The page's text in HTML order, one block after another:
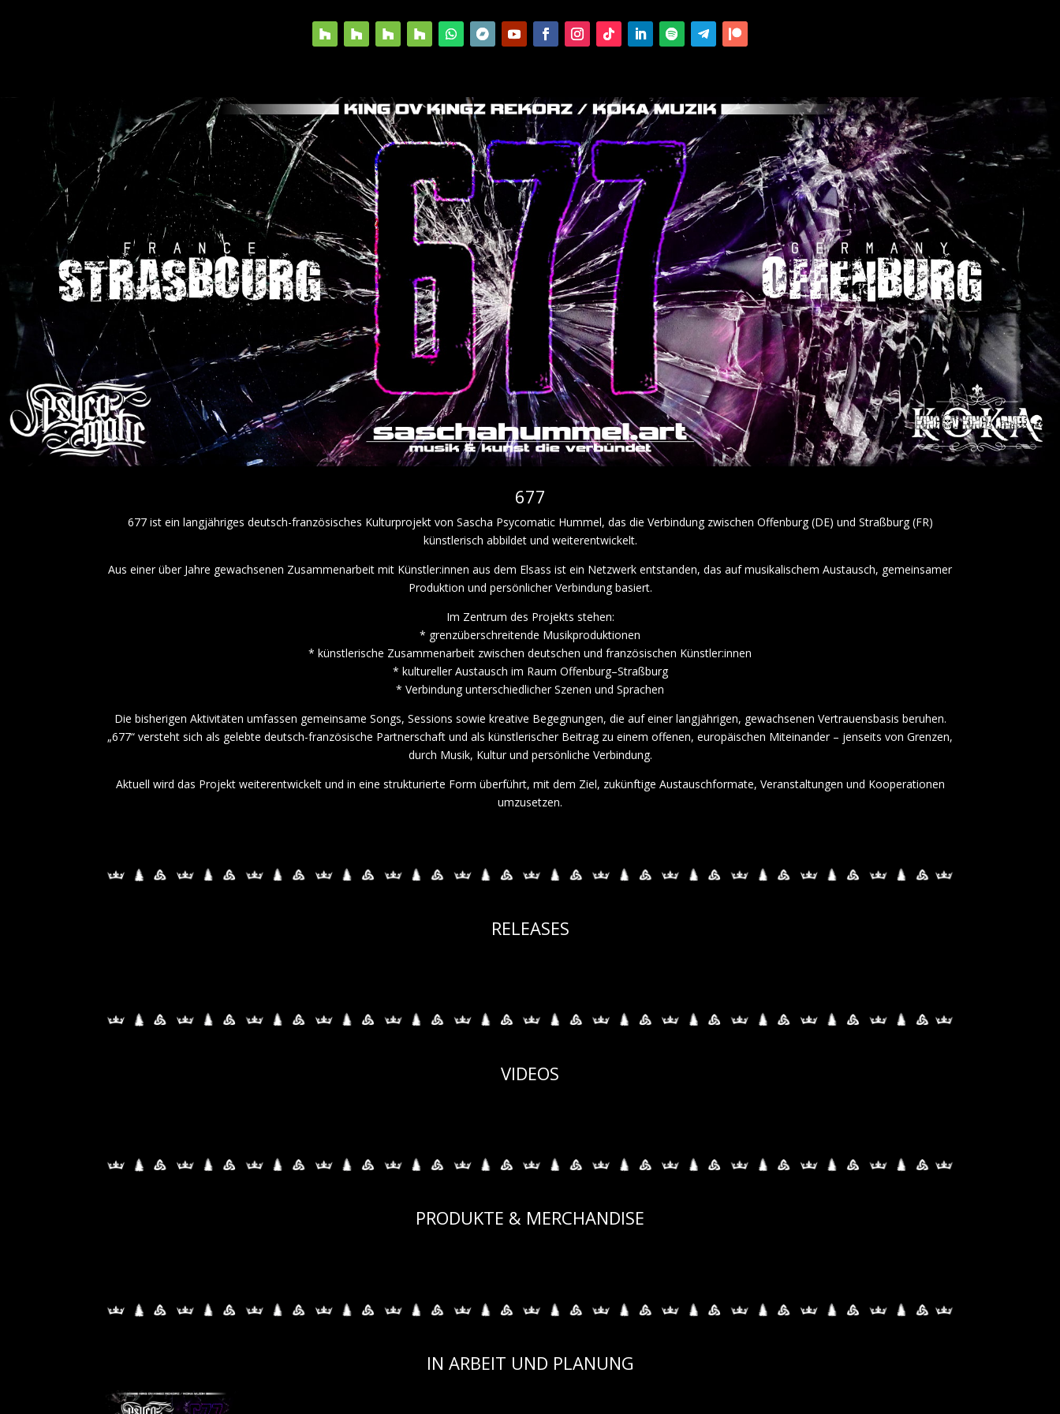
677
677 ist ein langjähriges deutsch-französisches Kulturprojekt von Sascha Psycomatic Hummel, das die Verbindung zwischen Offenburg (DE) und Straßburg (FR)
künstlerisch abbildet und weiterentwickelt.
Aus einer über Jahre gewachsenen Zusammenarbeit mit Künstler:innen aus dem Elsass ist ein Netzwerk entstanden, das auf musikalischem Austausch, gemeinsamer
Produktion und persönlicher Verbindung basiert.
Im Zentrum des Projekts stehen:
* grenzüberschreitende Musikproduktionen
* künstlerische Zusammenarbeit zwischen deutschen und französischen Künstler:innen
* kultureller Austausch im Raum Offenburg–Straßburg
* Verbindung unterschiedlicher Szenen und Sprachen
Die bisherigen Aktivitäten umfassen gemeinsame Songs, Sessions sowie kreative Begegnungen, die auf einer langjährigen, gewachsenen Vertrauensbasis beruhen.
„677“ versteht sich als gelebte deutsch-französische Partnerschaft und als künstlerischer Beitrag zu einem offenen, europäischen Miteinander – jenseits von Grenzen,
durch Musik, Kultur und persönliche Verbindung.
Aktuell wird das Projekt weiterentwickelt und in eine strukturierte Form überführt, mit dem Ziel, zukünftige Austauschformate, Veranstaltungen und Kooperationen
umzusetzen.
RELEASES
VIDEOS
PRODUKTE & MERCHANDISE
IN ARBEIT UND PLANUNG